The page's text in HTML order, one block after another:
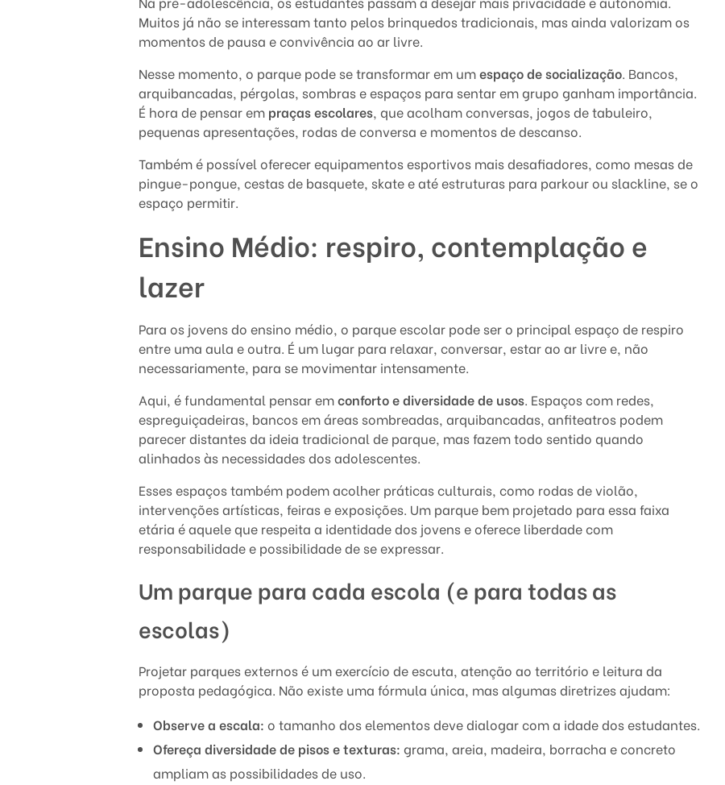
o
s
p
a
r
a
c
o
r
p
o
,
o
e
n
o
n
t
r
o
Muitos já não se interessam tanto pelos brinquedos tradicionais, mas ainda valorizam os
momentos de pausa e convivência ao ar livre.
Nesse momento, o parque pode se transformar em umespaço de socialização. Bancos,
arquibancadas, pérgolas, sombras e espaços para sentar em grupo ganham importância.
É hora de pensar em praças escolares, que acolham conversas, jogos de tabuleiro,
pequenas apresentações, rodas de conversa e momentos de descanso.
Também é possível oferecer equipamentos esportivos mais desafiadores, como mesas de
pingue-pongue, cestas de basquete, skate e até estruturas para parkour ou slackline, se o
espaço permitir.
Ensino Médio: respiro, contemplação e
lazer
Para os jovens do ensino médio, o parque escolar pode ser o principal espaço de respiro
entre uma aula e outra. É um lugar para relaxar, conversar, estar ao ar livre e, não
necessariamente, para se movimentar intensamente.
Aqui, é fundamental pensar emconforto e diversidade de usos . Espaços com redes,
espreguiçadeiras, bancos em áreas sombreadas, arquibancadas, anfiteatros podem
parecer distantes da ideia tradicional de parque, mas fazem todo sentido quando
alinhados às necessidades dos adolescentes.
Esses espaços também podem acolher práticas culturais, como rodas de violão,
intervenções artísticas, feiras e exposições. Um parque bem projetado para essa faixa
etária é aquele que respeita a identidade dos jovens e oferece liberdade com
responsabilidade e possibilidade de se expressar.
Um parque para cada escola (e para todas as
escolas)
Projetar parques externos é um exercício de escuta, atenção ao território e leitura da
proposta pedagógica. Não existe uma fórmula única, mas algumas diretrizes ajudam:
Observe a escala: o tamanho dos elementos deve dialogar com a idade dos estudantes.
Ofereça diversidade de pisos e texturas: grama, areia, madeira, borracha e concreto
ampliam as possibilidades de uso.